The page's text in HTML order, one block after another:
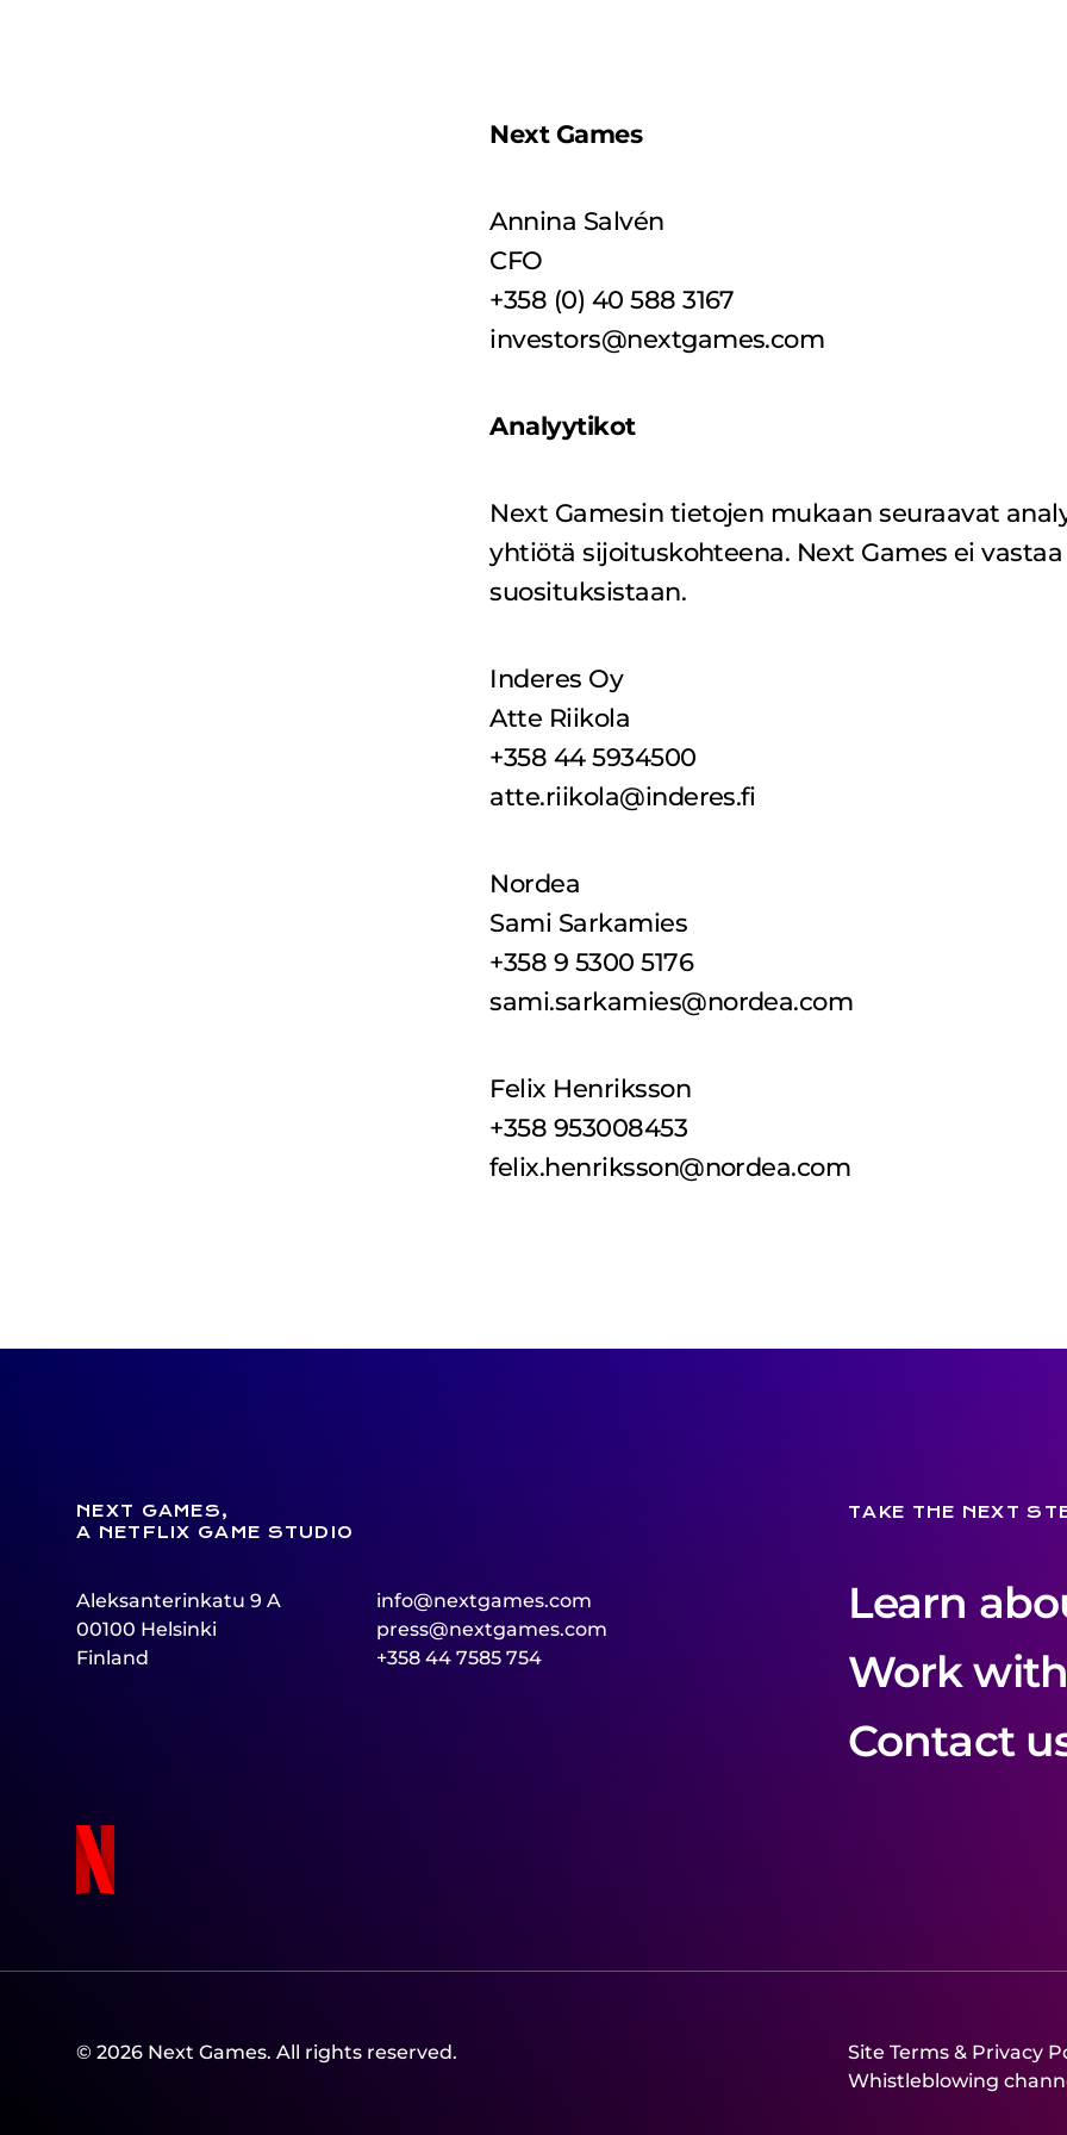
Culture & Values
Responsibility
Next Games
Annina Salvén
CFO
+358 (0) 40 588 3167
investors@nextgames.com
Analyytikot
Next Gamesin tietojen mukaan seuraavat
yhtiötä sijoituskohteena. Next Games ei
suosituksistaan.
Inderes Oy
Atte Riikola
+358 44 5934500
atte.riikola@inderes.fi
Nordea
Sami Sarkamies
+358 9 5300 5176
sami.sarkamies@nordea.com
Felix Henriksson
+358 953008453
felix.henriksson@nordea.com
NEXT GAMES,
A NETFLIX GAME STUDIO
Aleksanterinkatu 9 A
00100 Helsinki
Finland
info@nextgames.com
press@nextgames.com
+358 44 7585 754
TAKE THE NEXT
Learn
Learn
Work
Work
Contact
© 2026 Next Games. All rights reserved.
Site Terms & Privacy
Whistleblowing